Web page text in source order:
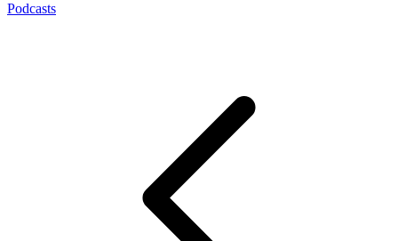
Podcasts